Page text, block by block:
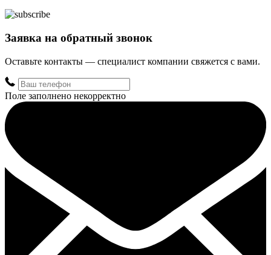
Заявка на обратный звонок
Оставьте контакты — специалист компании свяжется с вами.
Поле заполнено некорректно